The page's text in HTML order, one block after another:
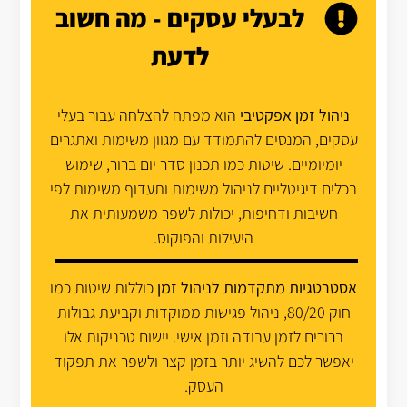
לבעלי עסקים - מה חשוב
לדעת
ניהול זמן אפקטיבי הוא מפתח להצלחה עבור בעלי
עסקים, המנסים להתמודד עם מגוון משימות ואתגרים
יומיומיים. שיטות כמו תכנון סדר יום ברור, שימוש
בכלים דיגיטליים לניהול משימות ותעדוף משימות לפי
חשיבות ודחיפות, יכולות לשפר משמעותית את
היעילות והפוקוס.
אסטרטגיות מתקדמות לניהול זמן כוללות שיטות כמו
חוק 80/20, ניהול פגישות ממוקדות וקביעת גבולות
ברורים לזמן עבודה וזמן אישי. יישום טכניקות אלו
יאפשר לכם להשיג יותר בזמן קצר ולשפר את תפקוד
העסק.